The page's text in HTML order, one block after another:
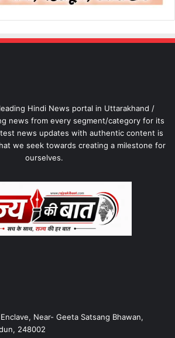
Hindi News portal in Uttarakhand /
news from every segment/category for its
news updates with authentic content is
we seek towards creating a milestone for
ourselves.
Near- Geeta Satsang Bhawan,
248002